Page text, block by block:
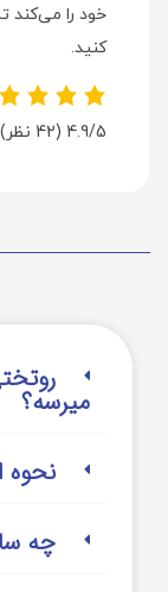
خود را می‌کند
کنید.
4.9/5 (42 نظر)
میرسه؟
چه